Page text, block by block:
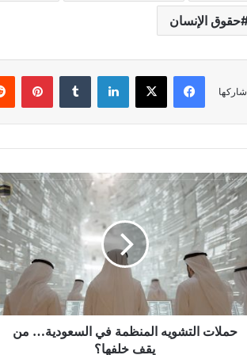
حقوق الإنسان
شاركها
فيسبوك X لينكدإن
حملات التشويه المنظمة في السعودية… من
يقف خلفها؟